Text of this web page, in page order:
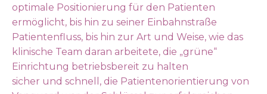
optimale Positionierung für den Patienten
ermöglicht, bis hin zu seiner Einbahnstraße
Patientenfluss, bis hin zur Art und Weise, wie das
klinische Team daran arbeitete, die „grüne“
Einrichtung betriebsbereit zu halten
sicher und schnell, die Patientenorientierung von